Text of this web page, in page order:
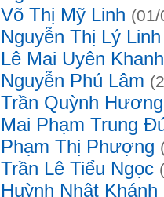
Võ Thị Mỹ Linh
Nguyễn Thị Lý Linh
Lê Mai Uyên Khanh
Nguyễn Phú Lâm
Trần Quỳnh Hương
Mai Phạm Trung
Phạm Thị Phượng
Trần Lê Tiểu Ngọc
Huỳnh Nhật Khánh